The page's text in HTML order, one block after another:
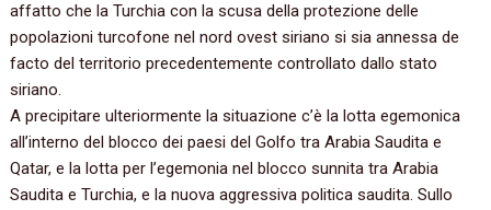
affatto che la Turchia con la scusa della protezione delle
popolazioni turcofone nel nord ovest siriano si sia annessa de
facto del territorio precedentemente controllato dallo stato
siriano.
A precipitare ulteriormente la situazione c’è la lotta egemonica
all’interno del blocco dei paesi del Golfo tra Arabia Saudita e
Qatar, e la lotta per l’egemonia nel blocco sunnita tra Arabia
Saudita e Turchia, e la nuova aggressiva politica saudita. Sullo